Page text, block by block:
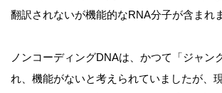
翻訳されないが機能的なRNA分子が含まれ
ノンコーディングDNAは、かつて「ジャン
れ、機能がないと考えられていましたが、